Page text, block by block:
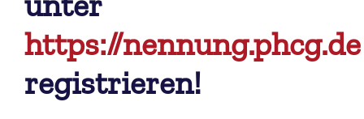
https://nennung.phcg.de
registrieren!